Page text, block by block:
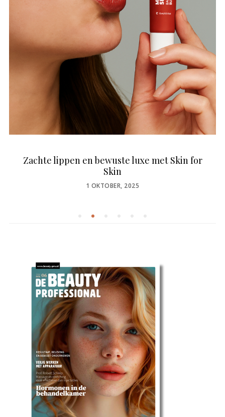
Zachte lippen en bewuste luxe met Skin for
Skin
POSTED
1 OKTOBER, 2025